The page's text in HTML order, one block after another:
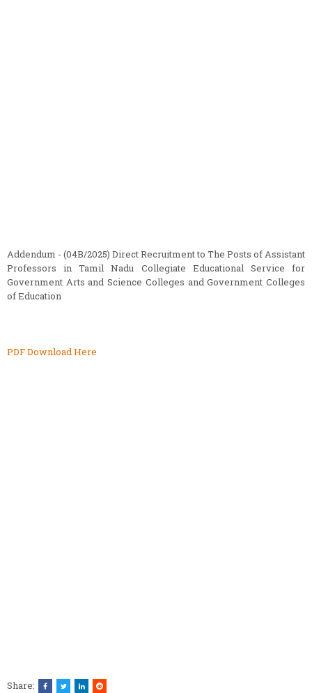
Addendum - (04B/2025) Direct Recruitment to The Posts of Assistant
Professors in Tamil Nadu Collegiate Educational Service for
Government Arts and Science Colleges and Government Colleges
of Education
PDF Download Here
Share: